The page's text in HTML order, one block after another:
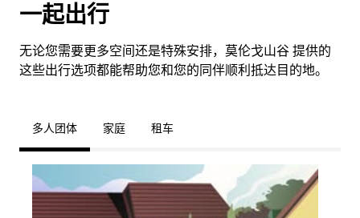
一起出行
无论您需要更多空间还是特殊安排，莫伦戈山谷 提供的
这些出行选项都能帮助您和您的同伴顺利抵达目的地。
多人团体 家庭 租车